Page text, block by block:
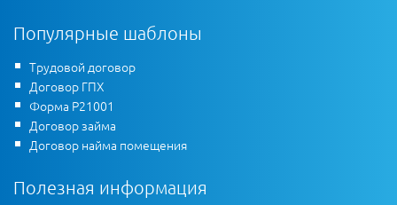
Популярные шаблоны
Трудовой договор
Договор ГПХ
Форма Р21001
Договор займа
Договор найма помещения
Полезная информация